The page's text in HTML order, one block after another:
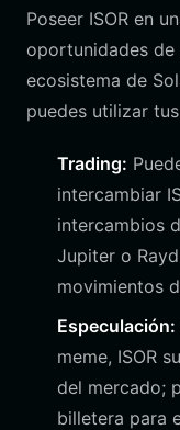
Poseer ISOR en
oportunidades
ecosistema de
puedes utilizar
Trading:
intercambiar
intercambios
Jupiter o
movimientos
Especulación:
meme, ISOR
del mercado;
billetera para